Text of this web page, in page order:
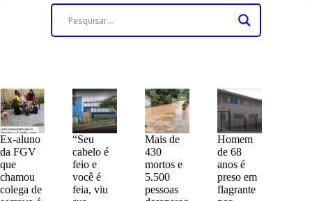
Ex-aluno
da FGV
que
chamou
colega de
“Seu
cabelo é
feio e
você é
feia, viu
Mais de
430
mortos e
5.500
pessoas
Homem
de 68
anos é
preso em
flagrante